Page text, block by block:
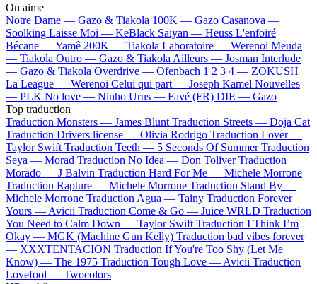
On aime
Notre Dame — Gazo & Tiakola 100K — Gazo Casanova —
Soolking Laisse Moi — KeBlack Saiyan — Heuss L'enfoiré
Bécane —Yamê 200K — Tiakola Laboratoire — Werenoi Meuda
— Tiakola Outro — Gazo & Tiakola Ailleurs — Josman Interlude
— Gazo & Tiakola Overdrive — Ofenbach 1 2 3 4 — ZOKUSH
La League — Werenoi Celui qui part — Joseph Kamel Nouvelles
— PLK No love — Ninho Urus — Favé (FR) DIE — Gazo
Top traduction
Traduction Monsters — James Blunt Traduction Streets — Doja Cat
Traduction Drivers license — Olivia Rodrigo Traduction Lover —
Taylor Swift Traduction Teeth — 5 Seconds Of Summer Traduction
Seya — Morad Traduction No Idea — Don Toliver Traduction
Morado — J Balvin Traduction Hard For Me — Michele Morrone
Traduction Rapture — Michele Morrone Traduction Stand By —
Michele Morrone Traduction Agua — Tainy Traduction Forever
Yours — Avicii Traduction Come & Go — Juice WRLD Traduction
You Need to Calm Down — Taylor Swift Traduction I Think I’m
Okay — MGK (Machine Gun Kelly) Traduction bad vibes forever
— XXXTENTACION Traduction If You're Too Shy (Let Me
Know) — The 1975 Traduction Tough Love — Avicii Traduction
Lovefool — Twocolors